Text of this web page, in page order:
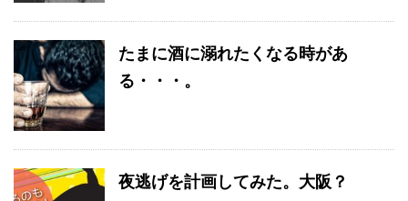
たまに酒に溺れたくなる時があ
る・・・。
夜逃げを計画してみた。大阪？